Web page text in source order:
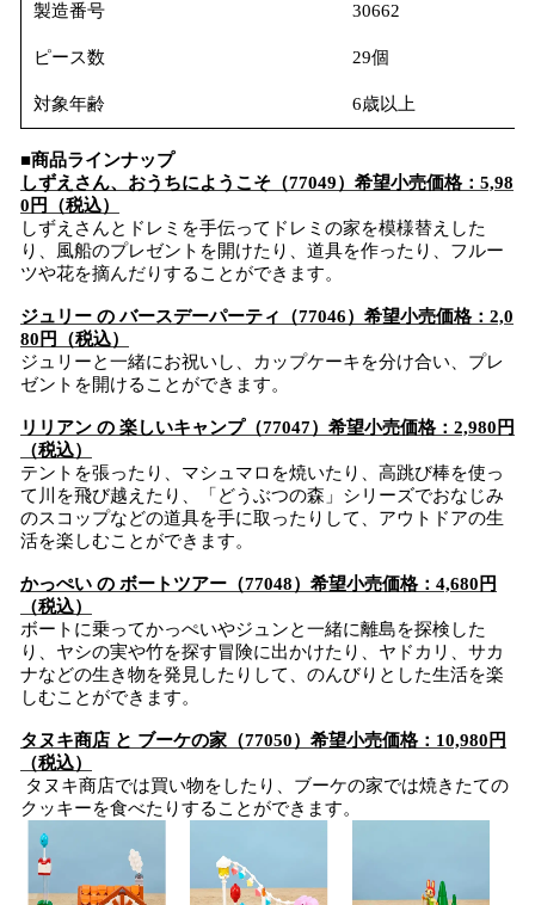
製造番号 30662
ピース数 29個
対象年齢 6歳以上
■商品ラインナップ
しずえさん、おうちにようこそ（77049）希望小売価格：5,98
0円（税込）
しずえさんとドレミを手伝ってドレミの家を模様替えした
り、風船のプレゼントを開けたり、道具を作ったり、フルー
ツや花を摘んだりすることができます。
ジュリー の バースデーパーティ（77046）希望小売価格：2,0
80円（税込）
ジュリーと一緒にお祝いし、カップケーキを分け合い、プレ
ゼントを開けることができます。
リリアン の 楽しいキャンプ（77047）希望小売価格：2,980円
（税込）
テントを張ったり、マシュマロを焼いたり、高跳び棒を使っ
て川を飛び越えたり、「どうぶつの森」シリーズでおなじみ
のスコップなどの道具を手に取ったりして、アウトドアの生
活を楽しむことができます。
かっぺい の ボートツアー（77048）希望小売価格：4,680円
（税込）
ボートに乗ってかっぺいやジュンと一緒に離島を探検した
り、ヤシの実や竹を探す冒険に出かけたり、ヤドカリ、サカ
ナなどの生き物を発見したりして、のんびりとした生活を楽
しむことができます。
タヌキ商店 と ブーケの家（77050）希望小売価格：10,980円
（税込）
タヌキ商店では買い物をしたり、ブーケの家では焼きたての
クッキーを食べたりすることができます。